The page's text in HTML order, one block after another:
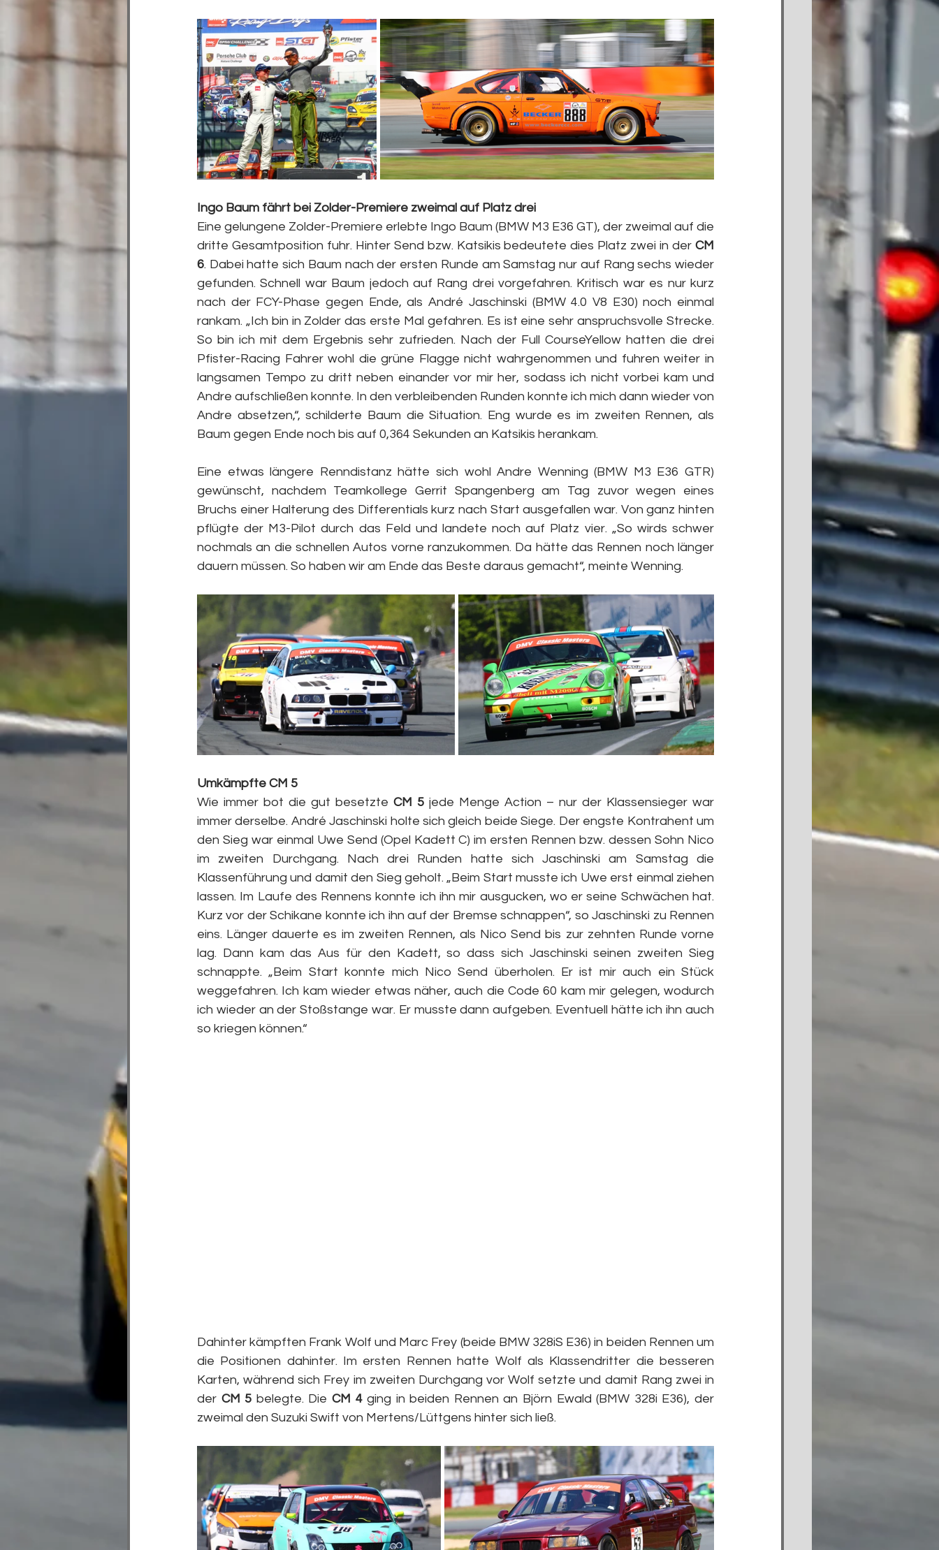
Ingo Baum fährt bei Zolder-Premiere zweimal auf Platz drei
Eine gelungene Zolder-Premiere erlebte Ingo Baum (BMW M3 E36 GT), der zweimal auf die
dritte Gesamtposition fuhr. Hinter Send bzw. Katsikis bedeutete dies Platz zwei in der CM
6. Dabei hatte sich Baum nach der ersten Runde am Samstag nur auf Rang sechs wieder
gefunden. Schnell war Baum jedoch auf Rang drei vorgefahren. Kritisch war es nur kurz
nach der FCY-Phase gegen Ende, als André Jaschinski (BMW 4.0 V8 E30) noch einmal
rankam. „Ich bin in Zolder das erste Mal gefahren. Es ist eine sehr anspruchsvolle Strecke.
So bin ich mit dem Ergebnis sehr zufrieden. Nach der Full CourseYellow hatten die drei
Pfister-Racing Fahrer wohl die grüne Flagge nicht wahrgenommen und fuhren weiter in
langsamen Tempo zu dritt neben einander vor mir her, sodass ich nicht vorbei kam und
Andre aufschließen konnte. In den verbleibenden Runden konnte ich mich dann wieder von
Andre absetzen,“, schilderte Baum die Situation. Eng wurde es im zweiten Rennen, als
Baum gegen Ende noch bis auf 0,364 Sekunden an Katsikis herankam.
Eine etwas längere Renndistanz hätte sich wohl Andre Wenning (BMW M3 E36 GTR)
gewünscht, nachdem Teamkollege Gerrit Spangenberg am Tag zuvor wegen eines
Bruchs einer Halterung des Differentials kurz nach Start ausgefallen war. Von ganz hinten
pflügte der M3-Pilot durch das Feld und landete noch auf Platz vier. „So wirds schwer
nochmals an die schnellen Autos vorne ranzukommen. Da hätte das Rennen noch länger
dauern müssen. So haben wir am Ende das Beste daraus gemacht“, meinte Wenning.
Umkämpfte CM 5
Wie immer bot die gut besetzte CM 5 jede Menge Action – nur der Klassensieger war
immer derselbe. André Jaschinski holte sich gleich beide Siege. Der engste Kontrahent um
den Sieg war einmal Uwe Send (Opel Kadett C) im ersten Rennen bzw. dessen Sohn Nico
im zweiten Durchgang. Nach drei Runden hatte sich Jaschinski am Samstag die
Klassenführung und damit den Sieg geholt. „Beim Start musste ich Uwe erst einmal ziehen
lassen. Im Laufe des Rennens konnte ich ihn mir ausgucken, wo er seine Schwächen hat.
Kurz vor der Schikane konnte ich ihn auf der Bremse schnappen“, so Jaschinski zu Rennen
eins. Länger dauerte es im zweiten Rennen, als Nico Send bis zur zehnten Runde vorne
lag. Dann kam das Aus für den Kadett, so dass sich Jaschinski seinen zweiten Sieg
schnappte. „Beim Start konnte mich Nico Send überholen. Er ist mir auch ein Stück
weggefahren. Ich kam wieder etwas näher, auch die Code 60 kam mir gelegen, wodurch
ich wieder an der Stoßstange war. Er musste dann aufgeben. Eventuell hätte ich ihn auch
so kriegen können.“
Dahinter kämpften Frank Wolf und Marc Frey (beide BMW 328iS E36) in beiden Rennen um
die Positionen dahinter. Im ersten Rennen hatte Wolf als Klassendritter die besseren
Karten, während sich Frey im zweiten Durchgang vor Wolf setzte und damit Rang zwei in
der CM 5 belegte. Die CM 4 ging in beiden Rennen an Björn Ewald (BMW 328i E36), der
zweimal den Suzuki Swift von Mertens/Lüttgens hinter sich ließ.